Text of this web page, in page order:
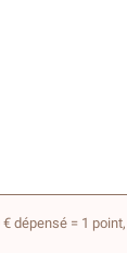
€ dépensé = 1